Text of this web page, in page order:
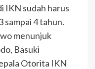
IKN sudah harus
sampai 4 tahun.
menunjuk
Basuki
Otorita IKN